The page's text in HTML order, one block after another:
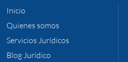
Inicio
Quienes somos
Servicios Jurídicos
Blog Jurídico